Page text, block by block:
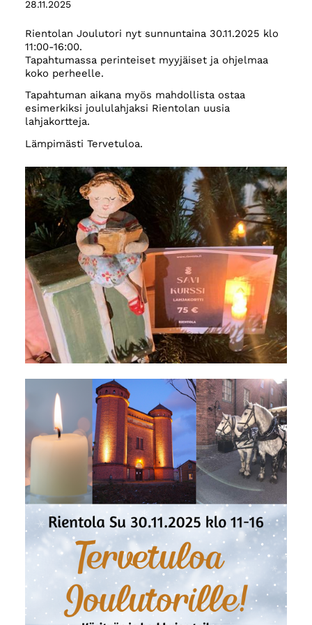
28.11.2025
Rientolan Joulutori nyt sunnuntaina 30.11.2025 klo
11:00-16:00.
Tapahtumassa perinteiset myyjäiset ja ohjelmaa
koko perheelle.
Tapahtuman aikana myös mahdollista ostaa
esimerkiksi joululahjaksi Rientolan uusia
lahjakortteja.
Lämpimästi Tervetuloa.